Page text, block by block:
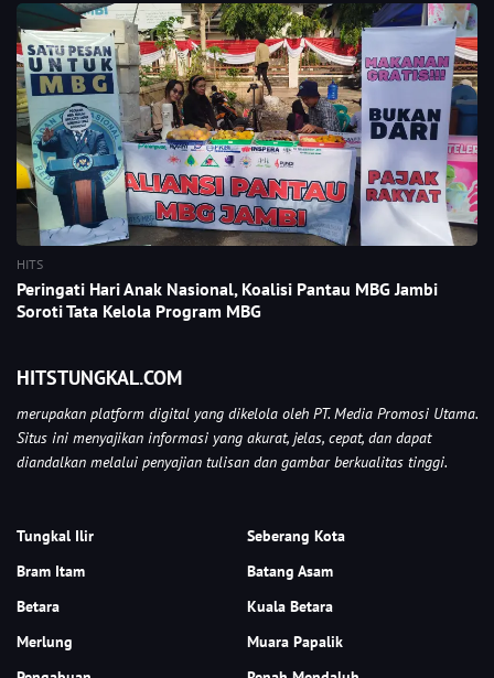
HITS
Peringati Hari Anak Nasional, Koalisi Pantau MBG Jambi
Soroti Tata Kelola Program MBG
HITSTUNGKAL.COM
merupakan platform digital yang dikelola oleh PT. Media Promosi Utama.
Situs ini menyajikan informasi yang akurat, jelas, cepat, dan dapat
diandalkan melalui penyajian tulisan dan gambar berkualitas tinggi.
Tungkal Ilir
Seberang Kota
Bram Itam
Batang Asam
Betara
Kuala Betara
Merlung
Muara Papalik